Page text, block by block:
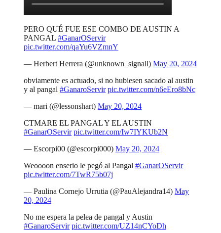
PERO QUÉ FUE ESE COMBO DE AUSTIN A
PANGAL #GanarOServir
pic.twitter.com/qaYu6VZmnY
— Herbert Herrera (@unknown_signall) May 20, 2024
obviamente es actuado, si no hubiesen sacado al austin
y al pangal #GanaroServir pic.twitter.com/n6eEro8bNc
— mari (@lessonshart) May 20, 2024
CTMARE EL PANGAL Y EL AUSTIN
#GanarOServir pic.twitter.com/Iw7IYKUb2N
— Escorpi00 (@escorpi000) May 20, 2024
Weoooon enserio le pegó al Pangal #GanarOServir
pic.twitter.com/7TwR75b07j
— Paulina Cornejo Urrutia (@PauAlejandra14) May
20, 2024
No me espera la pelea de pangal y Austin
#GanaroServir pic.twitter.com/UZ14nCYoDh